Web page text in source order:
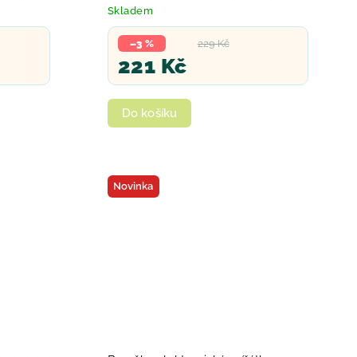
v kouli
Skladem
229 Kč
–3 %
221 Kč
Do košíku
Novinka